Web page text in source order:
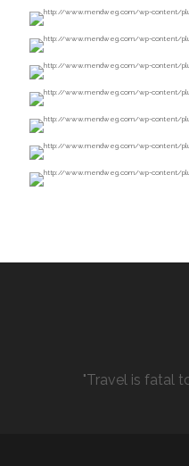
"Travel is fatal